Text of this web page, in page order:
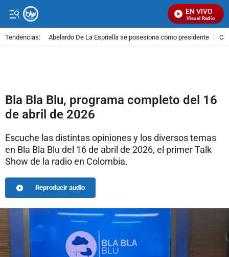
EN VIVO
Señal Visual Radio
Tendencias: Abelardo De La Espriella se posesiona como presidente
Bla Bla Blu, programa completo del 16
de abril de 2026
Escuche las distintas opiniones y los diversos temas
en Bla Bla Blu del 16 de abril de 2026, el primer Talk
Show de la radio en Colombia.
Reproducir audio